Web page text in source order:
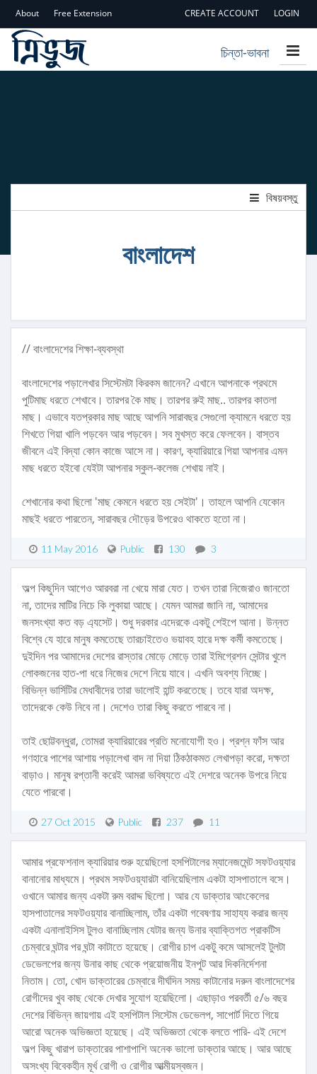
CREATE ACCOUNT LOGIN
About Free Extension
চিন্তা-ভাবনা
বিষয়বস্তু
বাংলাদেশ
// বাংলাদেশের শিক্ষা-ব্যবস্থা
বাংলাদেশের পড়ালেখার সিস্টেমটা কিরকম জানেন? এখানে আপনাকে প্রথমে
পুটিমাছ ধরতে শেখাবে। তারপর কৈ মাছ। তারপর রুই মাছ.. তারপর কাতলা
মাছ। এভাবে যতপ্রকার মাছ আছে আপনি সারাবছর সেগুলো ক্যামনে ধরতে হয়
শিখতে গিয়া খালি পড়বেন আর পড়বেন। সব মুখস্ত করে ফেলবেন। বাস্তব
জীবনে এই বিদ্যা কোন কাজে আসে না। কারণ, ক্যারিয়ারে গিয়া আপনার এমন
মাছ ধরতে হইবো যেইটা আপনার স্কুল-কলেজ শেখায় নাই।
শেখানোর কথা ছিলো 'মাছ কেমনে ধরতে হয় সেইটা'। তাহলে আপনি যেকোন
মাছই ধরতে পারতেন, সারাবছর দৌড়ের উপরেও থাকতে হতো না।
11 May 2016 Public 130 3
অল্প কিছুদিন আগেও আরবরা না খেয়ে মারা যেত। তখন তারা নিজেরাও জানতো
না, তাদের মাটির নিচে কি লুকায়া আছে। যেমন আমরা জানি না, আমাদের
জনসংখ্যা কত বড় এ্যসেট। শুধু দরকার এদেরকে একটু শেইপে আনা। উন্নত
বিশ্বে যে হারে মানুষ কমতেছে তারচাইতেও ভয়াবহ হারে দক্ষ কর্মী কমতেছে।
দুইদিন পর আমাদের দেশের রাস্তার মোড়ে মোড়ে তারা ইমিগ্রেশন সেন্টার খুলে
লোকজনের হাত-পা ধরে নিজের দেশে নিয়ে যাবে। এখনি অবশ্য নিচ্ছে।
বিভিন্ন ভার্সিটির মেধাবীদের তারা ভালোই হান্ট করতেছে। তবে যারা অদক্ষ,
তাদেরকে কেউ নিবে না। দেশেও তারা কিছু করতে পারবে না।
তাই ছোট্টবন্ধুরা, তোমরা ক্যারিয়ারের প্রতি মনোযোগী হও। প্রশ্ন ফাঁস আর
গণহারে পাশের আশায় পড়ালেখা বাদ না দিয়া ঠিকঠাকমত লেখাপড়া করো, দক্ষতা
বাড়াও। মানুষ রপ্তানী করেই আমরা ভবিষ্যতে এই দেশরে অনেক উপরে নিয়ে
যেতে পারবো।
27 Oct 2015 Public 237 11
আমার প্রফেশনাল ক্যারিয়ার শুরু হয়েছিলো হসপিটালের ম্যানেজমেন্ট সফটওয়্যার
বানানোর মাধ্যমে। প্রথম সফটওয়্যারটা বানিয়েছিলাম একটা হাসপাতালে বসে।
ওখানে আমার জন্য একটা রুম বরাদ্দ ছিলো। আর যে ডাক্তার আংকেলের
হাসপাতালের সফটওয়্যার বানাচ্ছিলাম, তাঁর একটা গবেষণায় সাহায্য করার জন্য
একটা এনালাইসিস টুলও বানাচ্ছিলাম যেটার জন্য উনার ব্যাক্তিগত প্রাকটিস
চেম্বারে ঘন্টার পর ঘন্টা কাটাতে হয়েছে। রোগীর চাপ একটু কমে আসলেই টুলটা
ডেভেলপের জন্য উনার কাছ থেকে প্রয়োজনীয় ইনপুট আর দিকনির্দেশনা
নিতাম। তো, খোদ ডাক্তারের চেম্বারে দীর্ঘদিন সময় কাটানোর দরুন বাংলাদেশের
রোগীদের খুব কাছ থেকে দেখার সুযোগ হয়েছিলো। এছাড়াও পরবর্তী ৫/৬ বছর
দেশের বিভিন্ন জায়গায় এই হসপিটাল সিস্টেম ডেভেলপ, সাপোর্ট দিতে গিয়ে
আরো অনেক অভিজ্ঞতা হয়েছে। এই অভিজ্ঞতা থেকে বলতে পারি- এই দেশে
অল্প কিছু খারাপ ডাক্তারের পাশাপাশি অনেক ভালো ডাক্তার আছে। আর আছে
অসংখ্য বিবেকহীন মূর্খ রোগী ও রোগীর আত্মীয়স্বজন।